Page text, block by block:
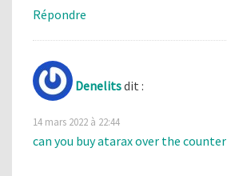
Répondre
Denelitsdit :
14 mars 2022 à 22:44
can you buy atarax over the counter